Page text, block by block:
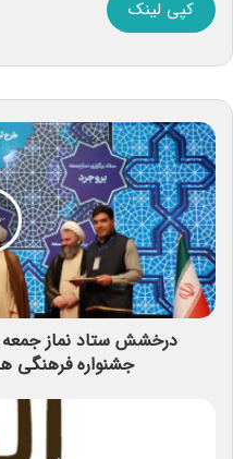
کپی لینک
درخشش ستاد نماز جمعه
جشنواره